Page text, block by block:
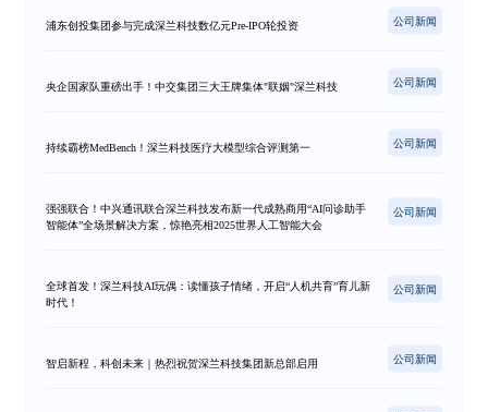
浦东创投集团参与完成深兰科技数亿元Pre-IPO轮投资 公司新闻
央企国家队重磅出手！中交集团三大王牌集体"联姻"深兰科技 公司新闻
持续霸榜MedBench！深兰科技医疗大模型综合评测第一 公司新闻
强强联合！中兴通讯联合深兰科技发布新一代成熟商用“AI问诊助手
智能体”全场景解决方案，惊艳亮相2025世界人工智能大会
公司新闻
全球首发！深兰科技AI玩偶：读懂孩子情绪，开启“人机共育”育儿新
时代！
公司新闻
智启新程，科创未来｜热烈祝贺深兰科技集团新总部启用 公司新闻